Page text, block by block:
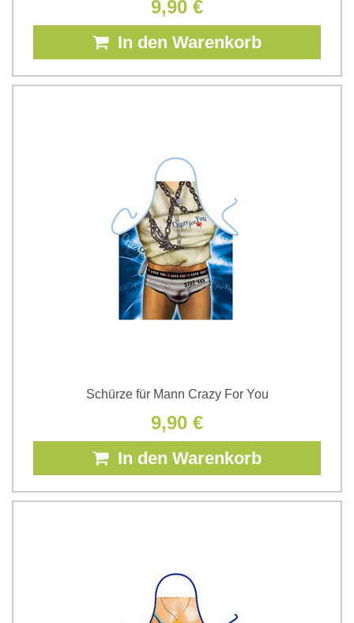
9,90 €
In den Warenkorb
Schürze für Mann Crazy For You
9,90 €
In den Warenkorb